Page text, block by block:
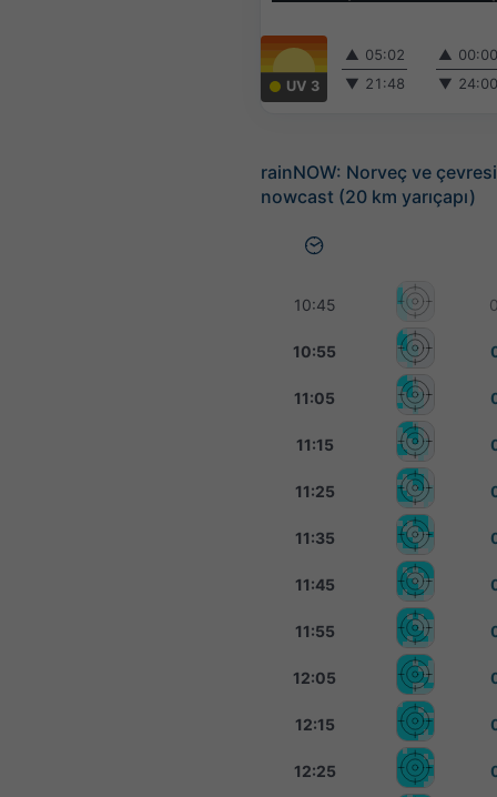
UV 3
▲ 05:02
▼ 21:48
▲
▼
rainNOW: Norveç ve
nowcast (20 km yarıçapı)
10:45
10:55
11:05
11:15
11:25
11:35
11:45
11:55
12:05
12:15
12:25